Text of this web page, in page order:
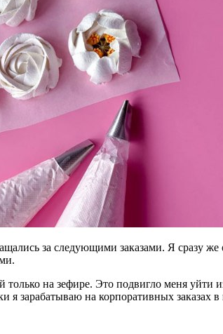
за следующими заказами. Я сразу
только на зефире. Это подвигло меня
я зарабатываю на корпоративных заказах